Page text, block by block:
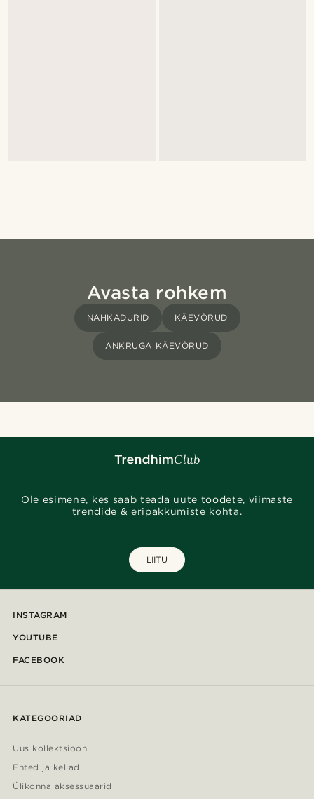
Avasta rohkem
NAHKADURID KÄEVÕRUD
ANKRUGA KÄEVÕRUD
Ole esimene, kes saab teada uute toodete, viimaste
trendide & eripakkumiste kohta.
LIITU
INSTAGRAM
YOUTUBE
FACEBOOK
KATEGOORIAD
Uus kollektsioon
Ehted ja kellad
Ülikonna aksessuaarid